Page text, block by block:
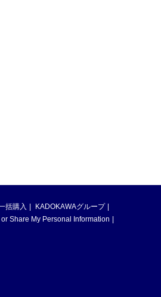
括購入
KADOKAWAグループ
Share My Personal Information